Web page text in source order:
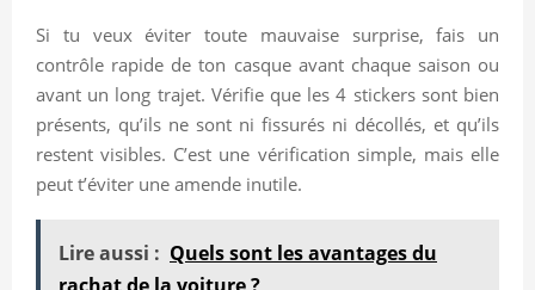
Si tu veux éviter toute mauvaise surprise, fais un
contrôle rapide de ton casque avant chaque saison ou
avant un long trajet. Vérifie que les 4 stickers sont bien
présents, qu’ils ne sont ni fissurés ni décollés, et qu’ils
restent visibles. C’est une vérification simple, mais elle
peut t’éviter une amende inutile.
Lire aussi : Quels sont les avantages du
rachat de la voiture ?